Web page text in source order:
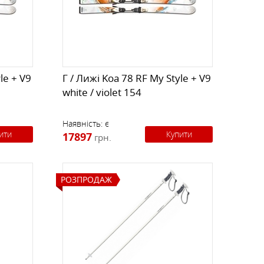
СТРАХУВАЛЬНІ СИСТЕМИ
НОЖІ, МУЛЬТИІНСТРУМЕНТ
+ V9
Г / Лижі Koa 78 RF My Style + V9
white / violet 154
Наявність: є
17897 грн. Купити
РОЗПРОДАЖ